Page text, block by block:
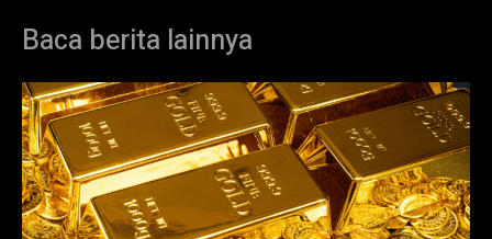
Baca berita lainnya